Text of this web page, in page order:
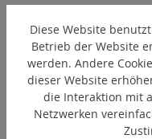
Produktgalerie
Ähnliche Artikel
Diese Website
Betrieb der Website
werden. Andere
dieser Website
die Interaktion mit
Netzwerken